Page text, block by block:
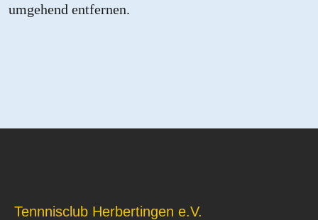
umgehend entfernen.
Tennnisclub Herbertingen e.V.